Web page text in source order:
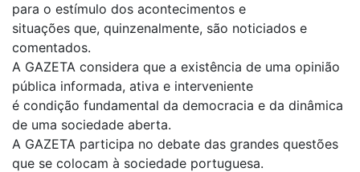
para o estímulo dos acontecimentos e
situações que, quinzenalmente, são noticiados e
comentados.
A GAZETA considera que a existência de uma opinião
pública informada, ativa e interveniente
é condição fundamental da democracia e da dinâmica
de uma sociedade aberta.
A GAZETA participa no debate das grandes questões
que se colocam à sociedade portuguesa.